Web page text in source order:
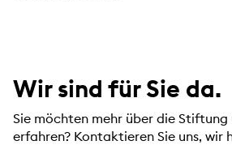
Wir sind für Sie da.
Sie möchten mehr über die
erfahren? Kontaktieren Sie uns, wir